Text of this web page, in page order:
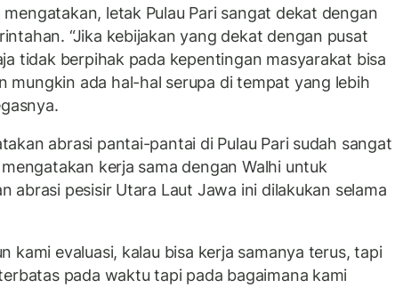
mengatakan, letak Pulau Pari sangat dekat dengan
“Jika kebijakan yang dekat dengan pusat
tidak berpihak pada kepentingan masyarakat bisa
mungkin ada hal-hal serupa di tempat yang lebih
abrasi pantai-pantai di Pulau Pari sudah sangat
kerja sama dengan Walhi untuk
abrasi pesisir Utara Laut Jawa ini dilakukan selama
kami evaluasi, kalau bisa kerja samanya terus, tapi
pada waktu tapi pada bagaimana kami